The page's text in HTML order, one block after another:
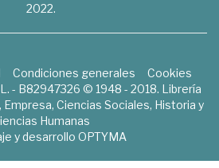
2022.
Condiciones generales
Cookies
- B82947326 © 1948 - 2018. Librería
Ciencias Sociales, Historia y
Humanas
y desarrollo OPTYMA